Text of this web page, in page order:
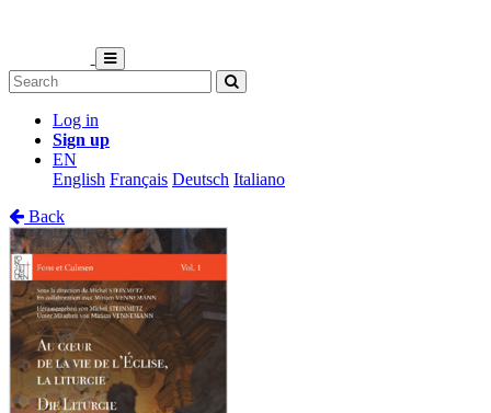
Log in
Sign up
EN
English Français Deutsch Italiano
Back